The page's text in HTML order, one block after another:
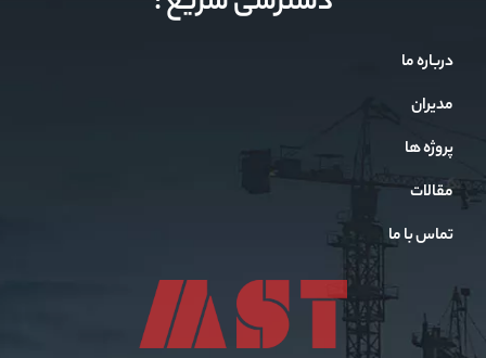
درباره ما
مدیران
پروژه ها
مقالات
تماس با ما